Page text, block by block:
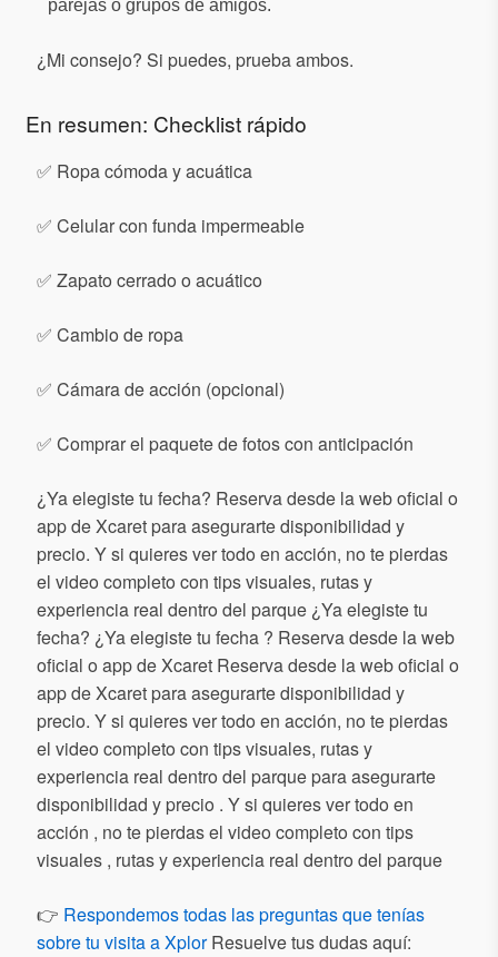
parejas o grupos de amigos.
¿Mi consejo? Si puedes, prueba ambos.
En resumen: Checklist rápido
✅ Ropa cómoda y acuática
✅ Celular con funda impermeable
✅ Zapato cerrado o acuático
✅ Cambio de ropa
✅ Cámara de acción (opcional)
✅ Comprar el paquete de fotos con anticipación
¿Ya elegiste tu fecha? Reserva desde la web oficial o
app de Xcaret para asegurarte disponibilidad y
precio. Y si quieres ver todo en acción, no te pierdas
el video completo con tips visuales, rutas y
experiencia real dentro del parque ¿Ya elegiste tu
fecha? ¿Ya elegiste tu fecha ? Reserva desde la web
oficial o app de Xcaret Reserva desde la web oficial o
app de Xcaret para asegurarte disponibilidad y
precio. Y si quieres ver todo en acción, no te pierdas
el video completo con tips visuales, rutas y
experiencia real dentro del parque para asegurarte
disponibilidad y precio . Y si quieres ver todo en
acción , no te pierdas el video completo con tips
visuales , rutas y experiencia real dentro del parque
👉 Respondemos todas las preguntas que tenías
sobre tu visita a XplorResuelve tus dudas aquí: